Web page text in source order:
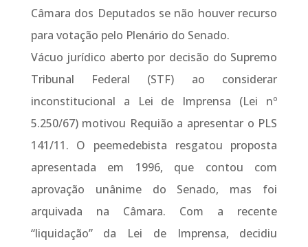
Câmara dos Deputados se não houver recurso
para votação pelo Plenário do Senado.
Vácuo jurídico aberto por decisão do Supremo
Tribunal Federal (STF) ao considerar
inconstitucional a Lei de Imprensa (Lei nº
5.250/67) motivou Requião a apresentar o PLS
141/11. O peemedebista resgatou proposta
apresentada em 1996, que contou com
aprovação unânime do Senado, mas foi
arquivada na Câmara. Com a recente
“liquidação” da Lei de Imprensa, decidiu